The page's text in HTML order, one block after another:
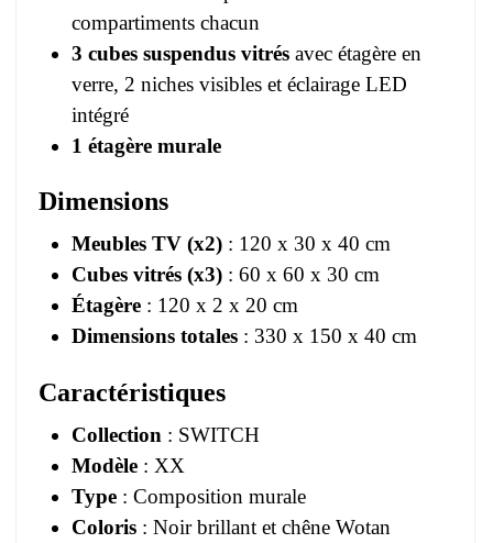
compartiments chacun
3 cubes suspendus vitrés avec étagère en
verre, 2 niches visibles et éclairage LED
intégré
1 étagère murale
Dimensions
Meubles TV (x2) : 120 x 30 x 40 cm
Cubes vitrés (x3) : 60 x 60 x 30 cm
Étagère : 120 x 2 x 20 cm
Dimensions totales : 330 x 150 x 40 cm
Caractéristiques
Collection : SWITCH
Modèle : XX
Type : Composition murale
Coloris : Noir brillant et chêne Wotan